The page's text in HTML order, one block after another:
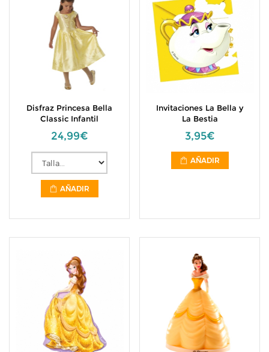
Disfraz Princesa Bella
Classic Infantil
24,99€
AÑADIR
Invitaciones La Bella y
La Bestia
3,95€
AÑADIR